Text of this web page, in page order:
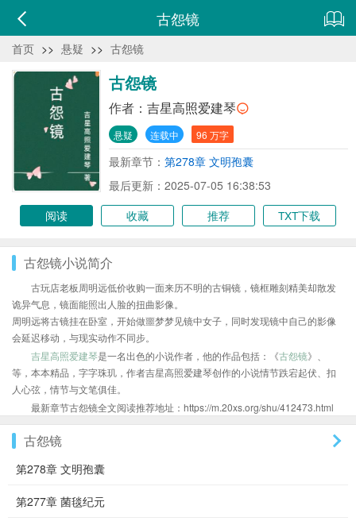
古怨镜
首页 >> 悬疑 >> 古怨镜
古怨镜
作者： 吉星高照爱建琴
悬疑 连载中 96 万字
最新章节： 第278章 文明孢囊
最后更新：2025-07-05 16:38:53
阅读
收藏 推荐 TXT下载
古怨镜小说简介
古玩店老板周明远低价收购一面来历不明的古铜镜，镜框雕刻精美却散发
诡异气息，镜面能照出人脸的扭曲影像。
周明远将古镜挂在卧室，开始做噩梦梦见镜中女子，同时发现镜中自己的影像
会延迟移动，与现实动作不同步。
吉星高照爱建琴是一名出色的小说作者，他的作品包括：《古怨镜》、
等，本本精品，字字珠玑，作者吉星高照爱建琴创作的小说情节跌宕起伏、扣
人心弦，情节与文笔俱佳。
最新章节古怨镜全文阅读推荐地址：https://m.20xs.org/shu/412473.html
古怨镜
第278章 文明孢囊
第277章 菌毯纪元